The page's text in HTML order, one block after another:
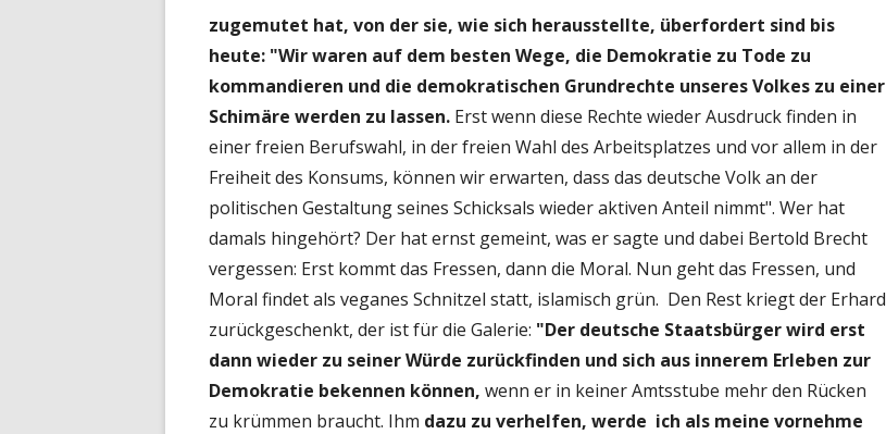
zugemutet hat, von der sie, wie sich herausstellte, überfordert sind bis
heute: "Wir waren auf dem besten Wege, die Demokratie zu Tode zu
kommandieren und die demokratischen Grundrechte unseres Volkes zu einer
Schimäre werden zu lassen. Erst wenn diese Rechte wieder Ausdruck finden in
einer freien Berufswahl, in der freien Wahl des Arbeitsplatzes und vor allem in der
Freiheit des Konsums, können wir erwarten, dass das deutsche Volk an der
politischen Gestaltung seines Schicksals wieder aktiven Anteil nimmt". Wer hat
damals hingehört? Der hat ernst gemeint, was er sagte und dabei Bertold Brecht
vergessen: Erst kommt das Fressen, dann die Moral. Nun geht das Fressen, und
Moral findet als veganes Schnitzel statt, islamisch grün. Den Rest kriegt der Erhard
zurückgeschenkt, der ist für die Galerie: "Der deutsche Staatsbürger wird erst
dann wieder zu seiner Würde zurückfinden und sich aus innerem Erleben zur
Demokratie bekennen können, wenn er in keiner Amtsstube mehr den Rücken
zu krümmen braucht. Ihm dazu zu verhelfen, werde ich als meine vornehme